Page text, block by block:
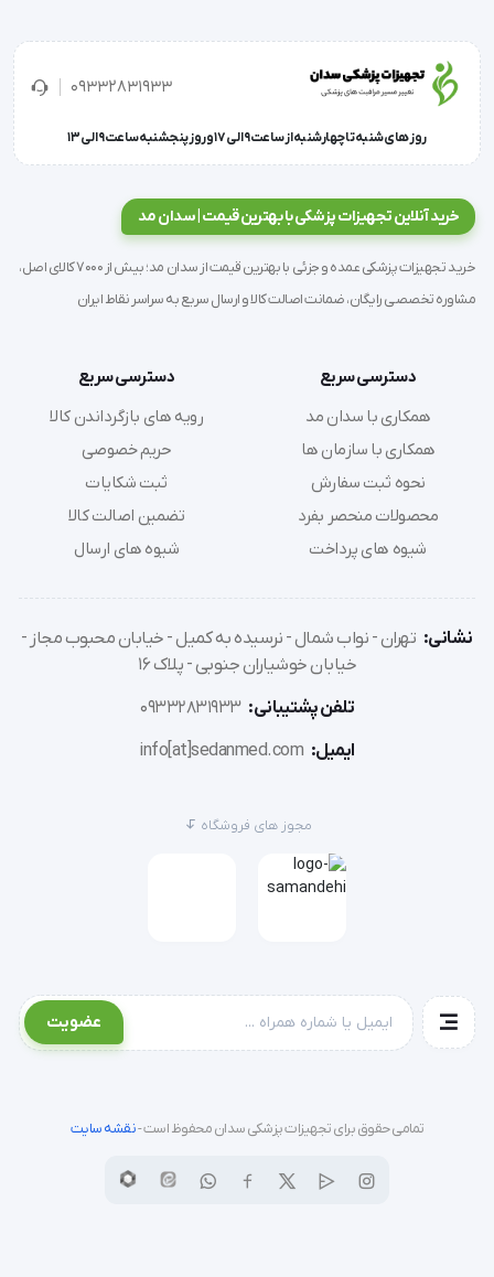
09332831933
روز های شنبه تا چهارشنبه از ساعت 9 الی 17 و روز پنجشنبه ساعت 9 الی 13
خرید آنلاین تجهیزات پزشکی با بهترین قیمت | سدان مد
خرید تجهیزات پزشکی عمده و جزئی با بهترین قیمت از سدان مد؛ بیش از 7000 کالای اصل،
مشاوره تخصصی رایگان، ضمانت اصالت کالا و ارسال سریع به سراسر نقاط ایران
دسترسی سریع
همکاری با سدان مد
همکاری با سازمان ها
نحوه ثبت سفارش
محصولات منحصر بفرد
شیوه های پرداخت
دسترسی سریع
رویه های بازگرداندن کالا
حریم خصوصی
ثبت شکایات
تضمین اصالت کالا
شیوه های ارسال
نشانی: تهران - نواب شمال - نرسیده به کمیل - خیابان محبوب مجاز -
خیابان خوشیاران جنوبی - پلاک 16
تلفن پشتیبانی: 09332831933
ایمیل: info[at]sedanmed.com
مجوز های فروشگاه
عضویت
تمامی حقوق برای تجهیزات پزشکی سدان محفوظ است -نقشه سایت